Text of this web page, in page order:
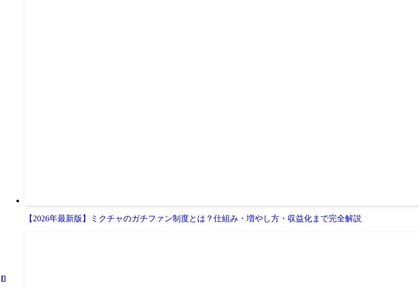
【2026年最新版】ミクチャのガチファン制度とは？仕組み・増やし方・収益化まで完全解説